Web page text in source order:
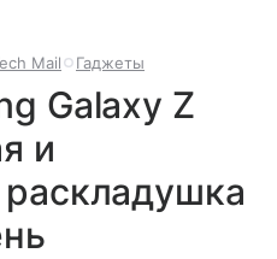
Mail Гаджеты
Galaxy Z
и